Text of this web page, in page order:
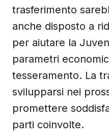
trasferimento
anche disposto a
per aiutare la
parametri
tesseramento. La
svilupparsi nei
promettere
parti coinvolte.